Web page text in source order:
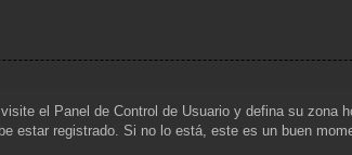
el Panel de Control de Usuario y defina su zona
estar registrado. Si no lo está, este es un buen